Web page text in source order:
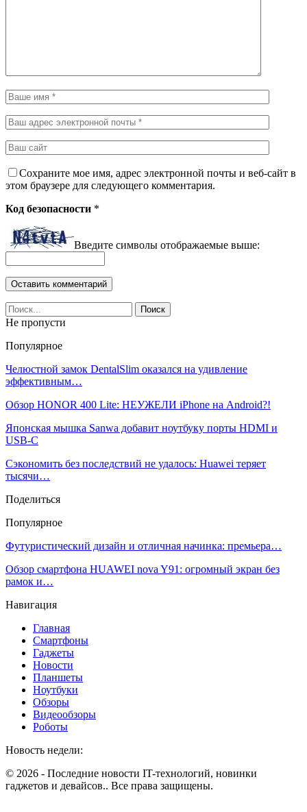
Сохраните мое имя, адрес электронной почты и веб-сайт в
этом браузере для следующего комментария.
Код безопасности *
Введите символы отображаемые выше:
Не пропусти
Популярное
Челюстной замок DentalSlim оказался на удивление
эффективным…
Обзор HONOR 400 Lite: НЕУЖЕЛИ iPhone на Android?!
Японская мышка Sanwa добавит ноутбуку порты HDMI и
USB-C
Сэкономить без последствий не удалось: Huawei теряет
тысячи…
Поделиться
Популярное
Футуристический дизайн и отличная начинка: премьера…
Обзор смартфона HUAWEI nova Y91: огромный экран без
рамок и…
Навигация
Главная
Смартфоны
Гаджеты
Новости
Планшеты
Ноутбуки
Обзоры
Видеообзоры
Роботы
Новость недели:
© 2026 - Последние новости IT-технологий, новинки
гаджетов и девайсов.. Все права защищены.